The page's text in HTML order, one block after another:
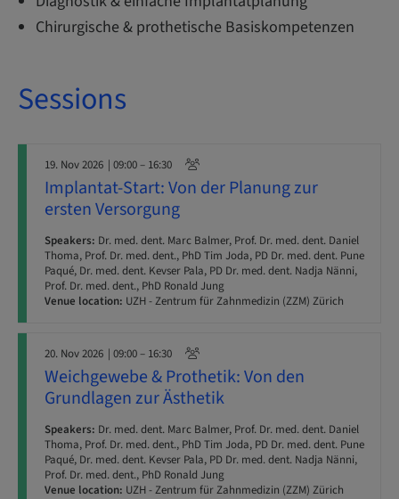
Chirurgische & prothetische Basiskompetenzen
Sessions
19. Nov 2026 | 09:00 – 16:30
Implantat-Start: Von der Planung zur
ersten Versorgung
Speakers: Dr. med. dent. Marc Balmer, Prof. Dr. med. dent. Daniel
Thoma, Prof. Dr. med. dent., PhD Tim Joda, PD Dr. med. dent. Pune
Paqué, Dr. med. dent. Kevser Pala, PD Dr. med. dent. Nadja Nänni,
Prof. Dr. med. dent., PhD Ronald Jung
Venue location: UZH - Zentrum für Zahnmedizin (ZZM) Zürich
20. Nov 2026 | 09:00 – 16:30
Weichgewebe & Prothetik: Von den
Grundlagen zur Ästhetik
Speakers: Dr. med. dent. Marc Balmer, Prof. Dr. med. dent. Daniel
Thoma, Prof. Dr. med. dent., PhD Tim Joda, PD Dr. med. dent. Pune
Paqué, Dr. med. dent. Kevser Pala, PD Dr. med. dent. Nadja Nänni,
Prof. Dr. med. dent., PhD Ronald Jung
Venue location: UZH - Zentrum für Zahnmedizin (ZZM) Zürich